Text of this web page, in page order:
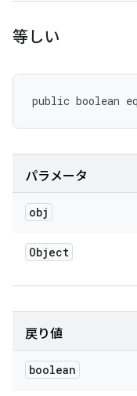
等しい
public boolean
パラメータ
obj
Object
戻り値
boolean